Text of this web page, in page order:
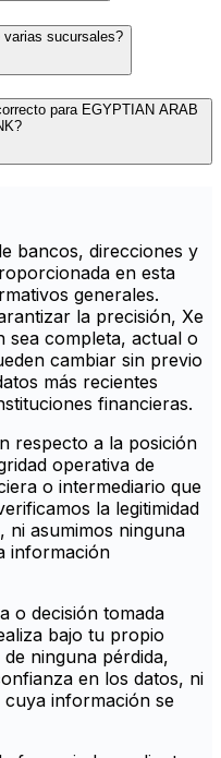
sucursales?
para EGYPTIAN ARAB
bancos, direcciones y
en esta
generales.
la precisión, Xe
sea completa, actual o
cambiar sin previo
más recientes
financieras.
respecto a la posición
operativa de
o intermediario que
la legitimidad
ni asumimos ninguna
información
o decisión tomada
bajo tu propio
ninguna pérdida,
en los datos, ni
información se